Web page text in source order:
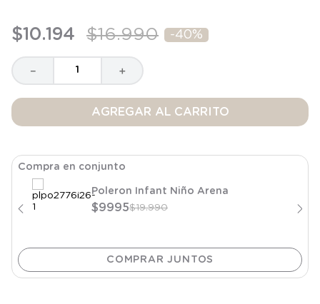
$10.194 $16.990 -40%
＋
－
AGREGAR AL CARRITO
Compra en conjunto
Poleron Infant Niño Arena
$9995$19.990